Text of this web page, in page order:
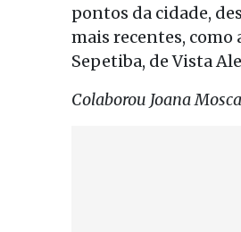
pontos da cidade,
mais recentes, como
Sepetiba, de Vista
Colaborou Joana